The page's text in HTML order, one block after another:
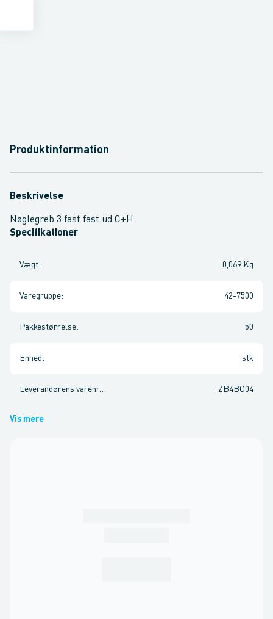
Produktinformation
Beskrivelse
Nøglegreb 3 fast fast ud C+H
Specifikationer
Vægt: 0,069 Kg
Varegruppe: 42-7500
Pakkestørrelse: 50
Enhed : stk
Leverandørens varenr. : ZB4BG04
Vis mere